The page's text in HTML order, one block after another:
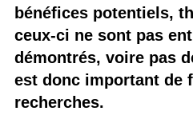
bénéfices potentiels,
ceux-ci ne sont pas
démontrés, voire pas
est donc important de
recherches.